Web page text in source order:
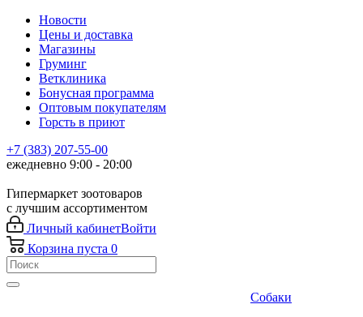
Новости
Цены и доставка
Магазины
Груминг
Ветклиника
Бонусная программа
Оптовым покупателям
Горсть в приют
+7 (383) 207-55-00
ежедневно 9:00 - 20:00
Гипермаркет зоотоваров
с лучшим ассортиментом
Личный кабинетВойти
Корзина пуста 0
Собаки